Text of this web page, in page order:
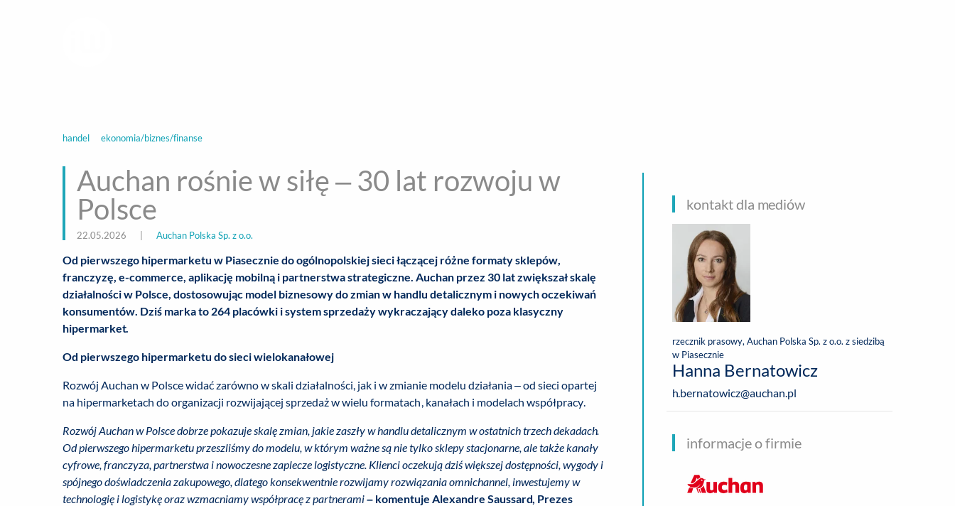
handel ekonomia/biznes/finanse
Auchan rośnie w siłę – 30 lat rozwoju w
Polsce
22.05.2026 Auchan Polska Sp. z o.o.
Od pierwszego hipermarketu w Piasecznie do ogólnopolskiej sieci łączącej różne formaty sklepów,
franczyzę, e-commerce, aplikację mobilną i partnerstwa strategiczne. Auchan przez 30 lat zwiększał skalę
działalności w Polsce, dostosowując model biznesowy do zmian w handlu detalicznym i nowych oczekiwań
konsumentów. Dziś marka to 264 placówki i system sprzedaży wykraczający daleko poza klasyczny
hipermarket.
Od pierwszego hipermarketu do sieci wielokanałowej
Rozwój Auchan w Polsce widać zarówno w skali działalności, jak i w zmianie modelu działania – od sieci opartej
na hipermarketach do organizacji rozwijającej sprzedaż w wielu formatach, kanałach i modelach współpracy.
Rozwój Auchan w Polsce dobrze pokazuje skalę zmian, jakie zaszły w handlu detalicznym w ostatnich trzech dekadach.
Od pierwszego hipermarketu przeszliśmy do modelu, w którym ważne są nie tylko sklepy stacjonarne, ale także kanały
cyfrowe, franczyza, partnerstwa i nowoczesne zaplecze logistyczne. Klienci oczekują dziś większej dostępności, wygody i
spójnego doświadczenia zakupowego, dlatego konsekwentnie rozwijamy rozwiązania omnichannel, inwestujemy w
technologię i logistykę oraz wzmacniamy współpracę z partnerami– komentuje Alexandre Saussard, Prezes
kontakt dla mediów
rzecznik prasowy, Auchan Polska Sp. z o.o. z siedzibą
w Piasecznie
Hanna Bernatowicz
h.bernatowicz@auchan.pl
informacje o firmie